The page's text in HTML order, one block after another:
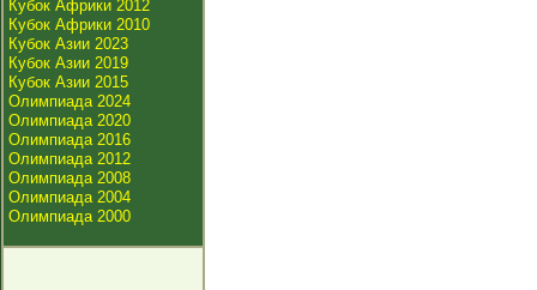
Кубок Африки 2012
Кубок Африки 2010
Кубок Азии 2023
Кубок Азии 2019
Кубок Азии 2015
Олимпиада 2024
Олимпиада 2020
Олимпиада 2016
Олимпиада 2012
Олимпиада 2008
Олимпиада 2004
Олимпиада 2000